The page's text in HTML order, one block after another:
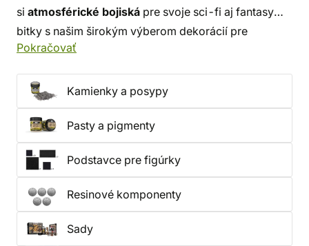
si atmosférické bojiská pre svoje sci-fi aj fantasy
bitky s našim širokým výberom dekorácií pre
wargamery. V našej ponuke nájdeš už
okamžite použiť na svoje bojové polia. Alebo si
môžeš obojevytvoriť od základus pomocou
obrovského výberu dekorácií a doplnkov, vďaka
ktorým budú tvoje modely vyzerať úplne jedinečne.
Pokračovať
Kamienky a posypy
Pasty a pigmenty
Podstavce pre figúrky
Resinové komponenty
Sady